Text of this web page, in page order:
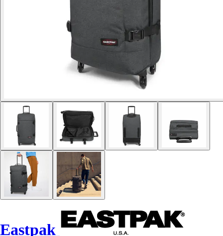
Eastpak